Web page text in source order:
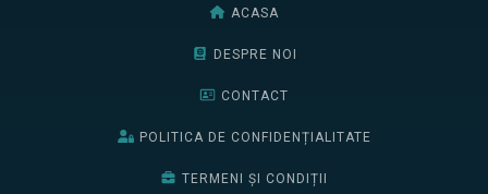
ACASA
DESPRE NOI
CONTACT
POLITICA DE CONFIDENȚIALITATE
TERMENI ȘI CONDIȚII